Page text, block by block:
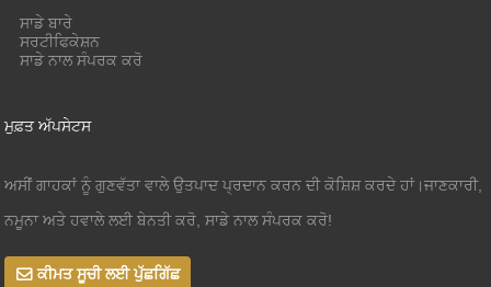
ਸਾਡੇ ਬਾਰੇ
ਸਰਟੀਫਿਕੇਸ਼ਨ
ਸਾਡੇ ਨਾਲ ਸੰਪਰਕ ਕਰੋ
ਮੁਫ਼ਤ ਅੱਪਸੇਟਸ
ਅਸੀਂ ਗਾਹਕਾਂ ਨੂੰ ਗੁਣਵੱਤਾ ਵਾਲੇ ਉਤਪਾਦ ਪ੍ਰਦਾਨ ਕਰਨ ਦੀ ਕੋਸ਼ਿਸ਼ ਕਰਦੇ ਹਾਂ।ਜਾਣਕਾਰੀ,
ਨਮੂਨਾ ਅਤੇ ਹਵਾਲੇ ਲਈ ਬੇਨਤੀ ਕਰੋ, ਸਾਡੇ ਨਾਲ ਸੰਪਰਕ ਕਰੋ!
ਕੀਮਤ ਸੂਚੀ ਲਈ ਪੁੱਛਗਿੱਛ